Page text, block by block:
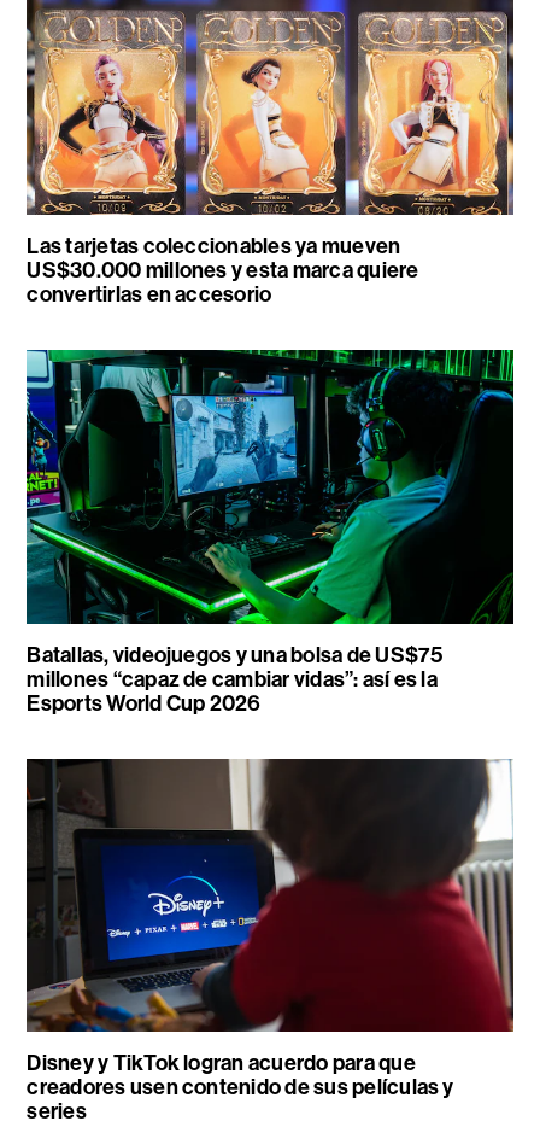
Las tarjetas coleccionables ya mueven
US$30.000 millones y esta marca quiere
convertirlas en accesorio
Batallas, videojuegos y una bolsa de US$75
millones “capaz de cambiar vidas”: así es la
Esports World Cup 2026
Disney y TikTok logran acuerdo para que
creadores usen contenido de sus películas y
series